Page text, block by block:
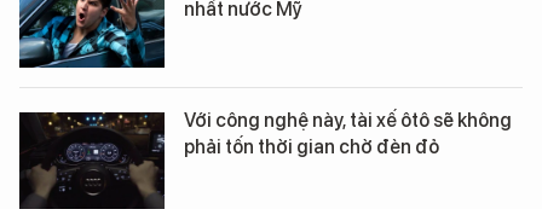
nhất nước Mỹ
Với công nghệ này, tài xế ôtô sẽ không
phải tốn thời gian chờ đèn đỏ